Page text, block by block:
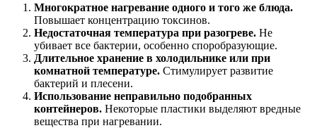
Многократное нагревание одного и того же блюда.
Повышает концентрацию токсинов.
Недостаточная температура при разогреве. Не
убивает все бактерии, особенно споробразующие.
Длительное хранение в холодильнике или при
комнатной температуре. Стимулирует развитие
бактерий и плесени.
Использование неправильно подобранных
контейнеров. Некоторые пластики выделяют вредные
вещества при нагревании.